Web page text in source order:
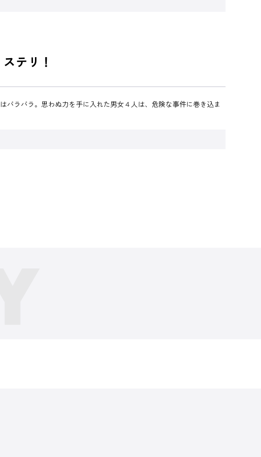
テリ！
ラバラ。思わぬ力を手に入れた男女４人は、危険な事件に巻き込ま